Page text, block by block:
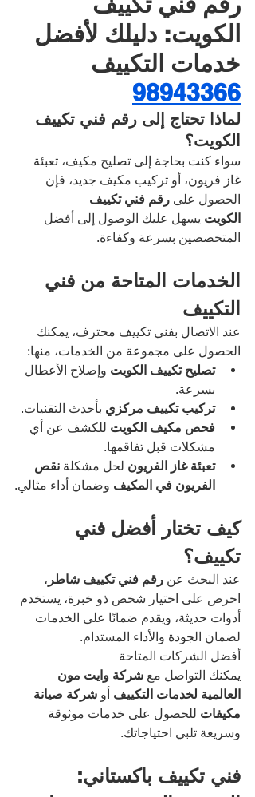
الكويت: دليلك لأفضل
خدمات التكييف
98943366
لماذا تحتاج إلى رقم فني تكييف
الكويت؟
سواء كنت بحاجة إلى تصليح مكيف، تعبئة
غاز فريون، أو تركيب مكيف جديد، فإن
الحصول على رقم فني تكييف
الكويت يسهل عليك الوصول إلى أفضل
المتخصصين بسرعة وكفاءة.
الخدمات المتاحة من فني
التكييف
عند الاتصال بفني تكييف محترف، يمكنك
الحصول على مجموعة من الخدمات، منها:
تصليح تكييف الكويت وإصلاح الأعطال
بسرعة.
تركيب تكييف مركزي بأحدث التقنيات.
فحص مكيف الكويت للكشف عن أي
مشكلات قبل تفاقمها.
تعبئة غاز الفريون لحل مشكلة نقص
الفريون في المكيف وضمان أداء مثالي.
كيف تختار أفضل فني
تكييف؟
عند البحث عن رقم فني تكييف شاطر ،
احرص على اختيار شخص ذو خبرة، يستخدم
أدوات حديثة، ويقدم ضمانًا على الخدمات
لضمان الجودة والأداء المستدام.
أفضل الشركات المتاحة
يمكنك التواصل مع شركة وايت مون
العالمية لخدمات التكييف أو شركة صيانة
مكيفات للحصول على خدمات موثوقة
وسريعة تلبي احتياجاتك.
فني تكييف باكستاني: